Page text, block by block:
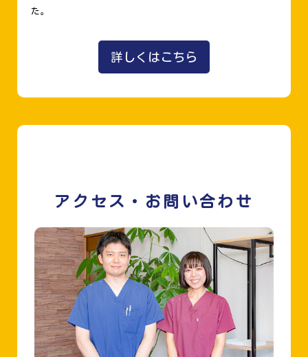
た。
詳しくはこちら
アクセス・お問い合わせ